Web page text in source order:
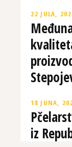
22 JULA,
18 JUNA,
iz